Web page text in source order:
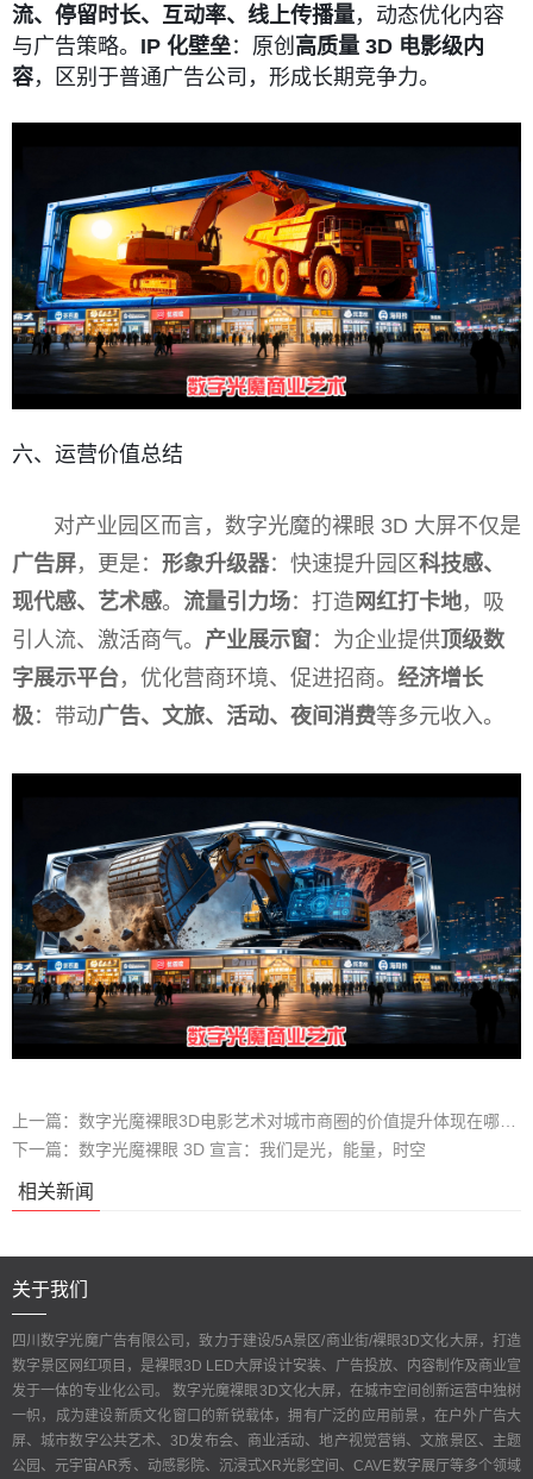
流、停留时长、互动率、线上传播量，动态优化内容
与广告策略。 IP 化壁垒：原创 高质量 3D 电影级内
容，区别于普通广告公司，形成长期竞争力。
六、运营价值总结
对产业园区而言，数字光魔的裸眼 3D 大屏不仅是
广告屏，更是： 形象升级器：快速提升园区科技感、
现代感、艺术感。 流量引力场：打造 网红打卡地，吸
引人流、激活商气。 产业展示窗：为企业提供顶级数
字展示平台，优化营商环境、促进招商。 经济增长
极：带动广告、文旅、活动、夜间消费等多元收入。
上一篇： 数字光魔裸眼3D电影艺术对城市商圈的价值提升体现在哪些方面？
下一篇： 数字光魔裸眼 3D 宣言：我们是光，能量，时空
相关新闻
关于我们
四川数字光魔广告有限公司，致力于建设/5A景区/商业街/裸眼3D文化大屏，打造
数字景区网红项目，是裸眼3D LED大屏设计安装、广告投放、内容制作及商业宣
发于一体的专业化公司。 数字光魔裸眼3D文化大屏，在城市空间创新运营中独树
一帜，成为建设新质文化窗口的新锐载体，拥有广泛的应用前景，在户外广告大
屏、城市数字公共艺术、3D发布会、商业活动、地产视觉营销、文旅景区、主题
公园、元宇宙AR秀、动感影院、沉浸式XR光影空间、CAVE数字展厅等多个领域